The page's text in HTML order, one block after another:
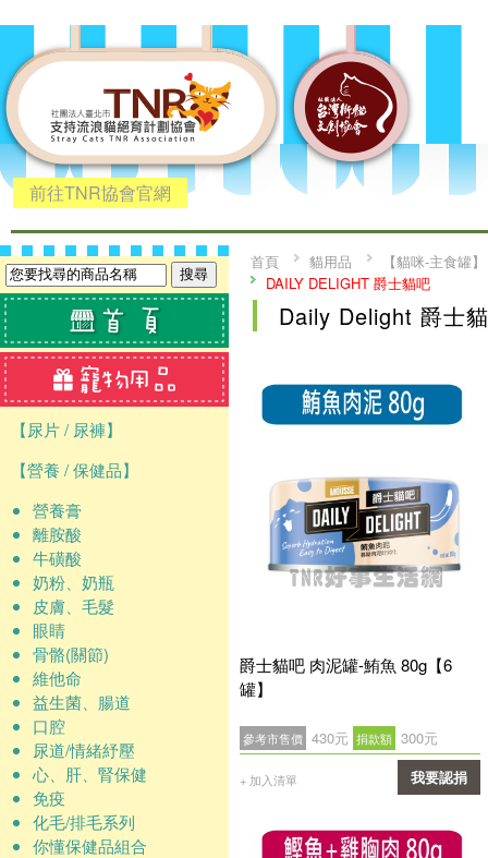
前往TNR協會官網
【尿片 / 尿褲】
【營養 / 保健品】
營養膏
離胺酸
牛磺酸
奶粉、奶瓶
皮膚、毛髮
眼睛
骨骼(關節)
維他命
益生菌、腸道
口腔
尿道/情緒紓壓
心、肝、腎保健
免疫
化毛/排毛系列
你懂保健品組合
首頁 貓用品
【貓咪-主食罐】
DAILY DELIGHT 爵士貓吧
Daily Delight 爵士
爵士貓吧 肉泥罐-鮪魚 80g【6
罐】
參考市售價 430元 捐款額 300元
+ 加入清單 我要認捐